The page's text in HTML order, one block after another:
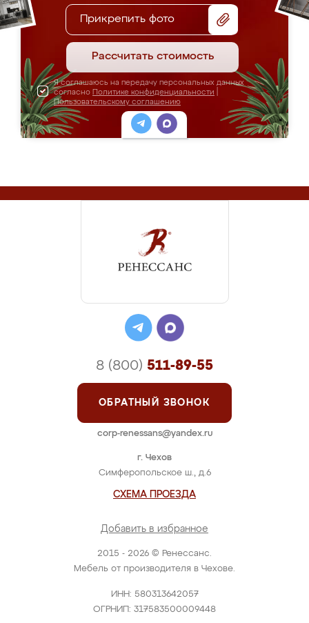
Прикрепить фото
Рассчитать стоимость
Я соглашаюсь на передачу персональных данных
согласно Политике конфиденциальности
Пользовательскому соглашению
2015 - 2026 © Ренессанс.
Мебель от производителя в Чехове.
ИНН: 580313642057
ОГРНИП: 317583500009448
г. Чехов
Симферопольское ш., д.6
СХЕМА ПРОЕЗДА
Добавить в избранное
8 (800) 511-89-55
ОБРАТНЫЙ ЗВОНОК
corp-renessans@yandex.ru